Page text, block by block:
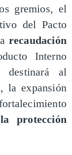
gremios, el
del Pacto
recaudación
Interno
al
, la expansión
protección